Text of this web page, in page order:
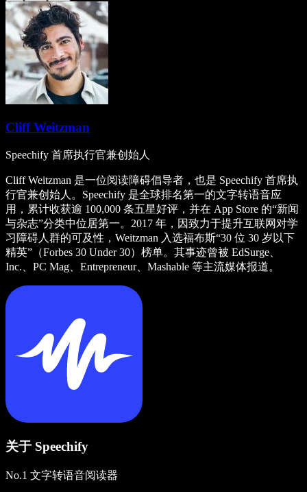
Cliff Weitzman
Speechify 首席执行官兼创始人
Cliff Weitzman 是一位阅读障碍倡导者，也是 Speechify 首席执
行官兼创始人。Speechify 是全球排名第一的文字转语音应
用，累计收获逾 100,000 条五星好评，并在 App Store 的“新闻
与杂志”分类中位居第一。2017 年，因致力于提升互联网对学
习障碍人群的可及性，Weitzman 入选福布斯“30 位 30 岁以下
精英”（Forbes 30 Under 30）榜单。其事迹曾被 EdSurge、
Inc.、PC Mag、Entrepreneur、Mashable 等主流媒体报道。
关于 Speechify
No.1 文字转语音阅读器